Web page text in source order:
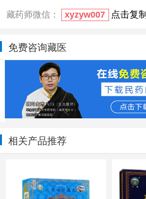
藏药师微信： xyzyw007 点击复制
免费咨询藏医
相关产品推荐